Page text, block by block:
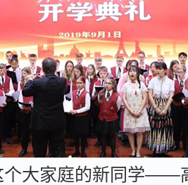
个大家庭的新同学——